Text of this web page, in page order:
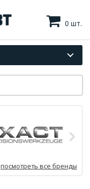
0 шт.
посмотреть все бренды